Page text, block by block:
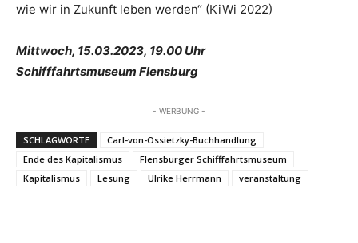
wie wir in Zukunft leben werden“ (KiWi 2022)
Mittwoch, 15.03.2023, 19.00 Uhr
Schifffahrtsmuseum Flensburg
- WERBUNG -
SCHLAGWORTE
Carl-von-Ossietzky-Buchhandlung
Ende des Kapitalismus
Flensburger Schifffahrtsmuseum
Kapitalismus
Lesung Ulrike Herrmann veranstaltung